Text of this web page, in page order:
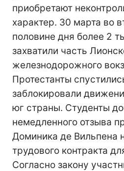
приобретают
характер. 30 марта во
половине дня более 2
захватили часть
железнодорожного
Протестанты
заблокировали
юг страны. Студенты
немедленного отзыва
Доминика де Вильпена
трудового контракта
Согласно закону